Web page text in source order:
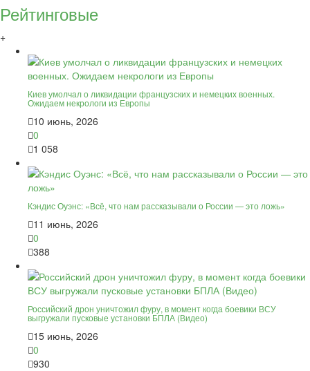
Рейтинговые
+
Киев умолчал о ликвидации французских и немецких военных.
Ожидаем некрологи из Европы
10 июнь, 2026
0
1 058
Кэндис Оуэнс: «Всё, что нам рассказывали о России — это ложь»
11 июнь, 2026
0
388
Российский дрон уничтожил фуру, в момент когда боевики ВСУ
выгружали пусковые установки БПЛА (Видео)
15 июнь, 2026
0
930